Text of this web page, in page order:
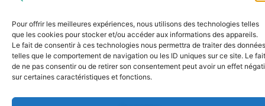
Pour offrir les meilleures expériences, nous utilisons des technologies telles
que les cookies pour stocker et/ou accéder aux informations des appareils.
Le fait de consentir à ces technologies nous permettra de traiter des données
telles que le comportement de navigation ou les ID uniques sur ce site. Le fait
de ne pas consentir ou de retirer son consentement peut avoir un effet
sur certaines caractéristiques et fonctions.
© 2026 FLO & CO. All Rights Reserved